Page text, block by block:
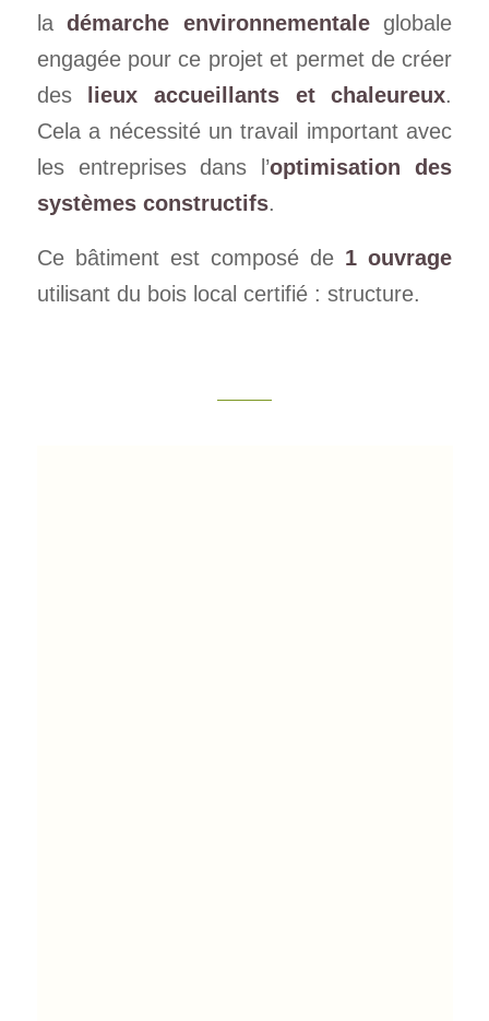
ladémarche environnementaleglobale
engagée pour ce projet et permet de créer
deslieux accueillants et chaleureux.
Cela a nécessité un travail important avec
les entreprises dans l’optimisation des
systèmes constructifs.
Ce bâtiment est composé de 1 ouvrage
utilisant du bois local certifié : structure.